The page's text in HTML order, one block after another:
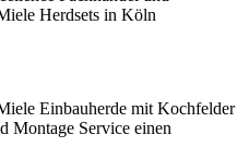
Herdsets in Köln
Einbauherde mit Kochfelder
Montage Service einen